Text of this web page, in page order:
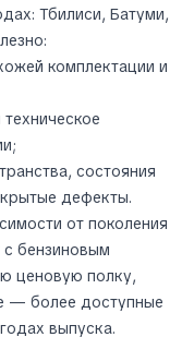
Тбилиси, Батуми,
комплектации и
состояния
дефекты.
от поколения
бензиновым
ценовую полку,
— более доступные
выпуска.